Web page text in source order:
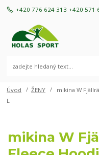
+420 776 624 313 +420 571
Úvod ŽENY
mikina W
L
mikina W